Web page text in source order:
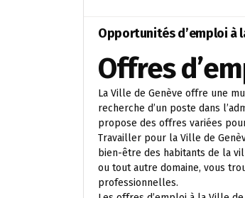
Opportunités d’emploi à
Offres
La Ville de Genève offre une
recherche d’un poste dans
propose des offres variées
Travailler pour la Ville de
bien-être des habitants de la
ou tout autre domaine, vous
professionnelles.